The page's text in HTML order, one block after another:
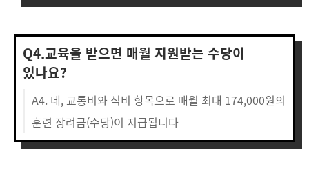
Q4.교육을 받으면 매월 지원받는 수당이
있나요?
A4. 네, 교통비와 식비 항목으로 매월 최대 174,000원의
훈련 장려금(수당)이 지급됩니다